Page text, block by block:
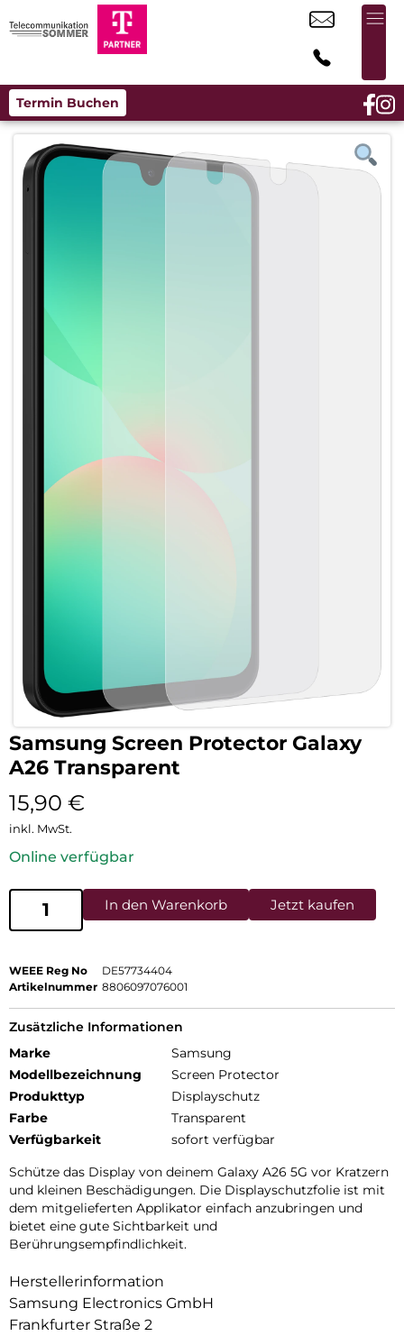
Termin Buchen
Samsung Screen Protector Galaxy
A26 Transparent
15,90 €
inkl. MwSt.
Online verfügbar
In den Warenkorb Jetzt kaufen
WEEE Reg No
DE57734404
Artikelnummer 8806097076001
Zusätzliche Informationen
Marke
Samsung
Modellbezeichnung
Screen Protector
Produkttyp
Displayschutz
Farbe
Transparent
Verfügbarkeit
sofort verfügbar
Schütze das Display von deinem Galaxy A26 5G vor Kratzern
und kleinen Beschädigungen. Die Displayschutzfolie ist mit
dem mitgelieferten Applikator einfach anzubringen und
bietet eine gute Sichtbarkeit und
Berührungsempfindlichkeit.
Herstellerinformation
Samsung Electronics GmbH
Frankfurter Straße 2